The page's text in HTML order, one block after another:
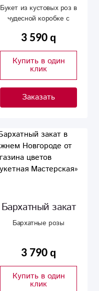
Букет из кустовых роз в
чудесной коробке с
3 590
Купить в один
клик
Заказать
Бархатный закат
Бархатные розы
3 790
Купить в один
клик